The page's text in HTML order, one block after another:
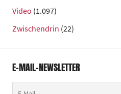
Video (1.097)
Zwischendrin (22)
E-MAIL-NEWSLETTER